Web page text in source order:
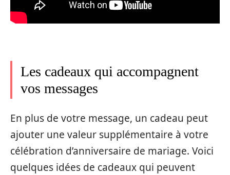
Les cadeaux qui accompagnent
vos messages
En plus de votre message, un cadeau peut
ajouter une valeur supplémentaire à votre
célébration d’anniversaire de mariage. Voici
quelques idées de cadeaux qui peuvent